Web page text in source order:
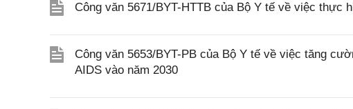
Công văn 5671/BYT-HTTB của Bộ Y tế về việc thực
Công văn 5653/BYT-PB của Bộ Y tế về việc tăng
AIDS vào năm 2030